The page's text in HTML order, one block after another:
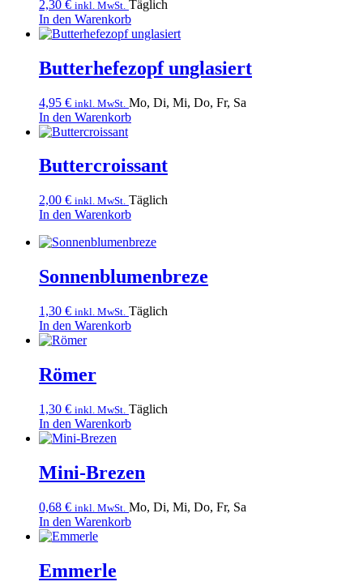
2,30 € inkl. MwSt. Täglich
In den Warenkorb
Butterhefezopf unglasiert
4,95 € inkl. MwSt. Mo, Di, Mi, Do, Fr, Sa
In den Warenkorb
Buttercroissant
2,00 € inkl. MwSt. Täglich
In den Warenkorb
Sonnenblumen­breze
1,30 € inkl. MwSt. Täglich
In den Warenkorb
Römer
1,30 € inkl. MwSt. Täglich
In den Warenkorb
Mini-Brezen
0,68 € inkl. MwSt. Mo, Di, Mi, Do, Fr, Sa
In den Warenkorb
Emmerle